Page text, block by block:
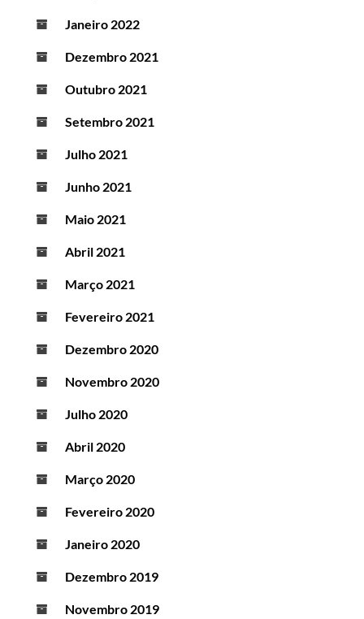
Janeiro 2022
Dezembro 2021
Outubro 2021
Setembro 2021
Julho 2021
Junho 2021
Maio 2021
Abril 2021
Março 2021
Fevereiro 2021
Dezembro 2020
Novembro 2020
Julho 2020
Abril 2020
Março 2020
Fevereiro 2020
Janeiro 2020
Dezembro 2019
Novembro 2019